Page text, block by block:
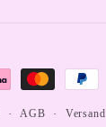
AGB Versand